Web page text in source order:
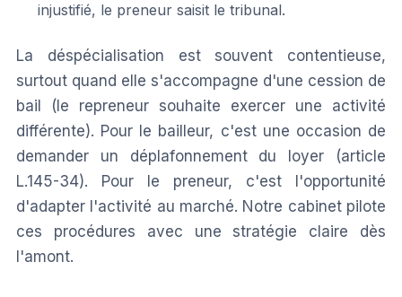
injustifié, le preneur saisit le tribunal.
La déspécialisation est souvent contentieuse,
surtout quand elle s'accompagne d'une cession de
bail (le repreneur souhaite exercer une activité
différente). Pour le bailleur, c'est une occasion de
demander un déplafonnement du loyer (article
L.145-34). Pour le preneur, c'est l'opportunité
d'adapter l'activité au marché. Notre cabinet pilote
ces procédures avec une stratégie claire dès
l'amont.